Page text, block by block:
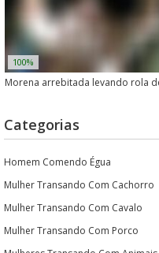
100%
Categorias
Homem Comendo Égua
Mulher Transando Com Cachorro
Mulher Transando Com Cavalo
Mulher Transando Com Porco